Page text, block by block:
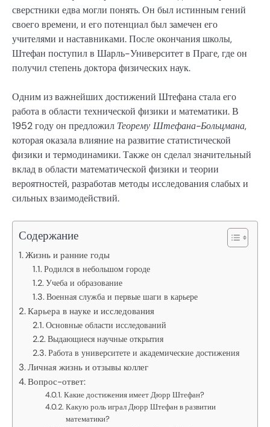
сверстники едва могли понять. Он был истинным гений
своего времени, и его потенциал был замечен его
учителями и наставниками. После окончания школы,
Штефан поступил в Шарль-Университет в Праге, где он
получил степень доктора физических наук.
Одним из важнейших достижений Штефана стала его
работа в области технической физики и математики. В
1952 году он предложил Теорему Штефана-Больцмана,
которая оказала влияние на развитие статистической
физики и термодинамики. Также он сделал значительный
вклад в области математической физики и теории
вероятностей, разработав методы исследования слабых и
сильных взаимодействий.
Содержание
Жизнь и ранние годы
Родился в небольшом городе
Учеба и образование
Военная служба и первые шаги в карьере
Карьера в науке и исследования
Основные области исследований
Выдающиеся научные открытия
Работа в университете и академические достижения
Личная жизнь и отзывы коллег
Вопрос-ответ:
Какие достижения имеет Дюрр Штефан?
Какую роль играл Дюрр Штефан в развитии
математики?